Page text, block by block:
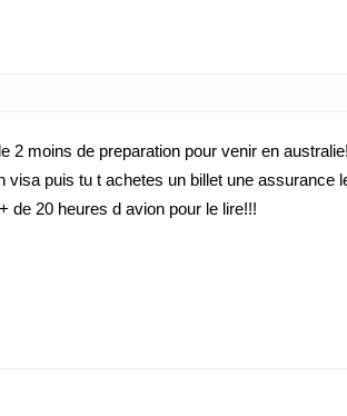
2 moins de preparation pour venir en
visa puis tu t achetes un billet une assurance
de 20 heures d avion pour le lire!!!